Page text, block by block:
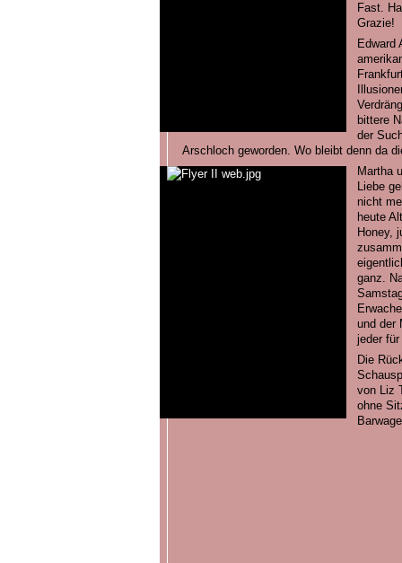
Fast.
Grazie!
Edward
bittere
der
Arschloch geworden. Wo bleibt denn da
Martha
Liebe
nicht
heute
Honey,
ganz.
und der
jeder
Die
von Liz
ohne